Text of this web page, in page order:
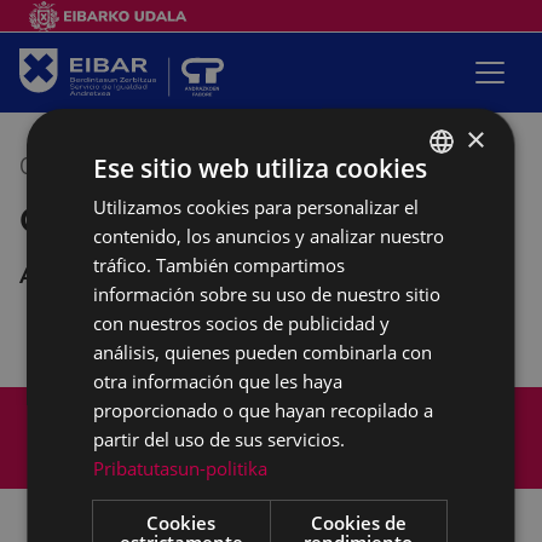
03/06/2021 17:30 -19:30
Grupo de lectura de Pagatxa
Andretxea
Mapa del Sitio
Aviso legal
Política de cookies
Accesibilidad
BASQUE
SPANISH
×
Ese sitio web utiliza cookies
Utilizamos cookies para personalizar el
contenido, los anuncios y analizar nuestro
tráfico. También compartimos
información sobre su uso de nuestro sitio
con nuestros socios de publicidad y
análisis, quienes pueden combinarla con
otra información que les haya
proporcionado o que hayan recopilado a
partir del uso de sus servicios.
Pribatutasun-politika
Cookies
Cookies de